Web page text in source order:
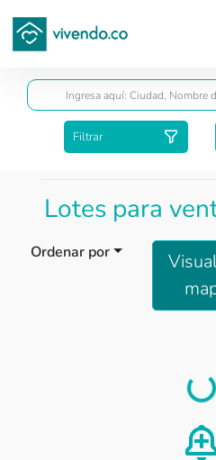
Filtrar
Lotes para
Ordenar por
Load